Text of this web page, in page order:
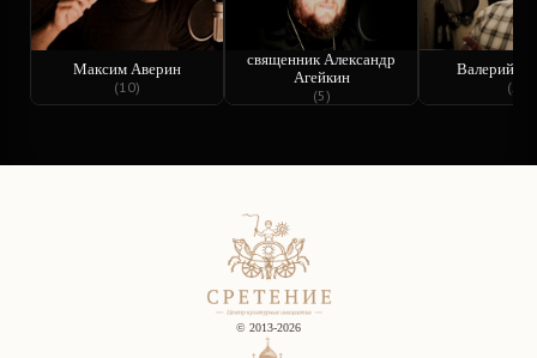
Максим Аверин
(10)
священник Александр
Агейкин
(5)
Валерий
(5)
© 2013-2026